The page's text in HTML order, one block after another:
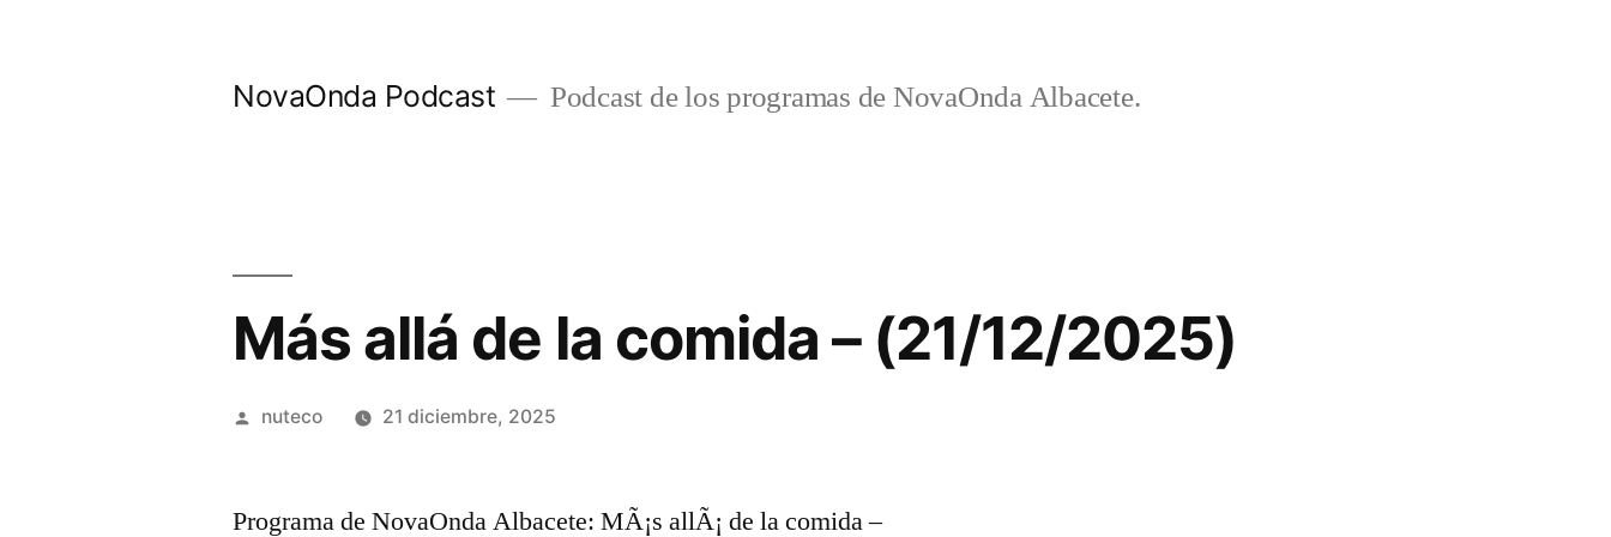
NovaOnda Podcast Podcast de los programas de NovaOnda Albacete.
Más allá de la comida – (21/12/2025)
Publicada
nuteco 21 diciembre, 2025
Programa de NovaOnda Albacete: MÃ¡s allÃ¡ de la comida –